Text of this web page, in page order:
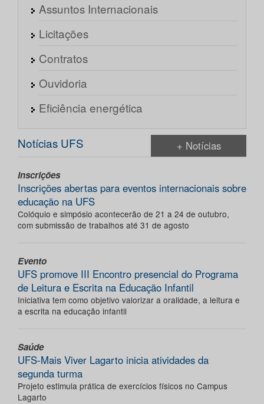
Assuntos Internacionais
Licitações
Contratos
Ouvidoria
Eficiência energética
Notícias UFS + Notícias
Inscrições
Inscrições abertas para eventos internacionais sobre
educação na UFS
Colóquio e simpósio acontecerão de 21 a 24 de outubro,
com submissão de trabalhos até 31 de agosto
Evento
UFS promove III Encontro presencial do Programa
de Leitura e Escrita na Educação Infantil
Iniciativa tem como objetivo valorizar a oralidade, a leitura e
a escrita na educação infantil
Saúde
UFS-Mais Viver Lagarto inicia atividades da
segunda turma
Projeto estimula prática de exercícios físicos no Campus
Lagarto